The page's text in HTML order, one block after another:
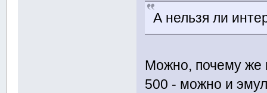
А нельзя ли
Можно, почему же
500 - можно и